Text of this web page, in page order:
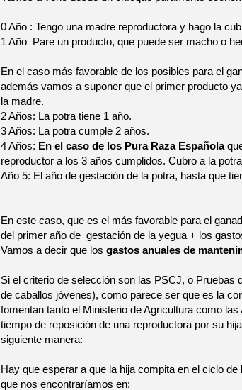
0 Año : Tengo una madre reproductora y hago la
1 Año Pare un producto, que puede ser macho o
En el caso más favorable de los posibles para el
además vamos a suponer que el primer producto
la madre.
2 Años: La potra tiene 1 año.
3 Años: La potra cumple 2 años.
4 Años: En el caso de los Pura Raza Española
reproductor a los 3 años cumplidos. Cubro a la
Año 5: El año de gestación de la potra, hasta que
En este caso, que es el más favorable para el
del primer año de gestación de la yegua + los
Vamos a decir que los gastos anuales de
Si el criterio de selección son las PSCJ, o Pruebas
de caballos jóvenes), como parece ser que es la
fomentan tanto el Ministerio de Agricultura como
tiempo de reposición de una reproductora por su
siguiente manera:
Hay que esperar a que la hija compita en el ciclo
que nos encontraríamos en: